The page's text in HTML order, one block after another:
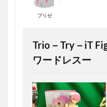
“ラムち
ゃん
レ
ス）”の
フィギ
1.1.1
キャラ
プリゼ
Trio－Try－iT
ワードレスー